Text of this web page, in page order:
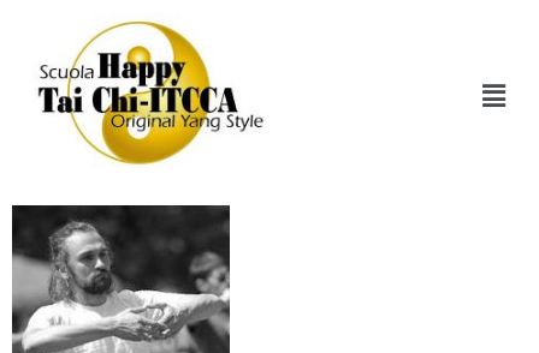
Cesare Giardini Foto
CV